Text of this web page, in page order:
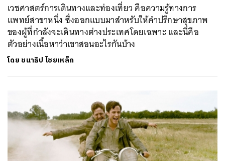
เวชศาสตร์การเดินทางและท่องเที่ยว คือความรู้ทางการ
แพทย์สาขาหนึ่ง ซึ่งออกแบบมาสำหรับให้คำปรึกษาสุขภาพ
ของผู้ที่กำลังจะเดินทางต่างประเทศโดยเฉพาะ และนี่คือ
ตัวอย่างเนื้อหาว่าเขาสอนอะไรกันบ้าง
โดย ชนาธิป ไชยเหล็ก